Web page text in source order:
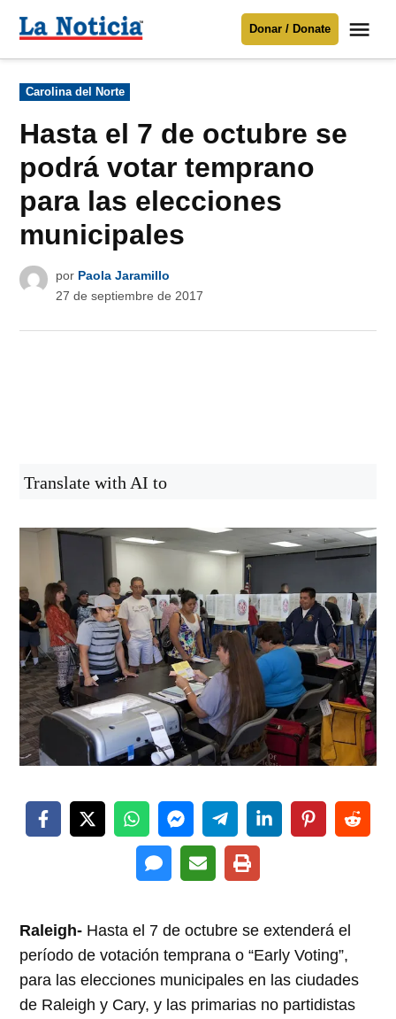
Para mantenerte informado necesitamos
Donar
contenido
Noticia
Donar / Donate
Publicado
en
Carolina del Norte
Hasta el 7 de octubre se
podrá votar temprano
para las elecciones
municipales
por Paola Jaramillo
27 de septiembre de 2017
Translate with AI to
Raleigh- Hasta el 7 de octubre se extenderá el
período de votación temprana o “Early Voting”,
para las elecciones municipales en las ciudades
de Raleigh y Cary, y las primarias no partidistas